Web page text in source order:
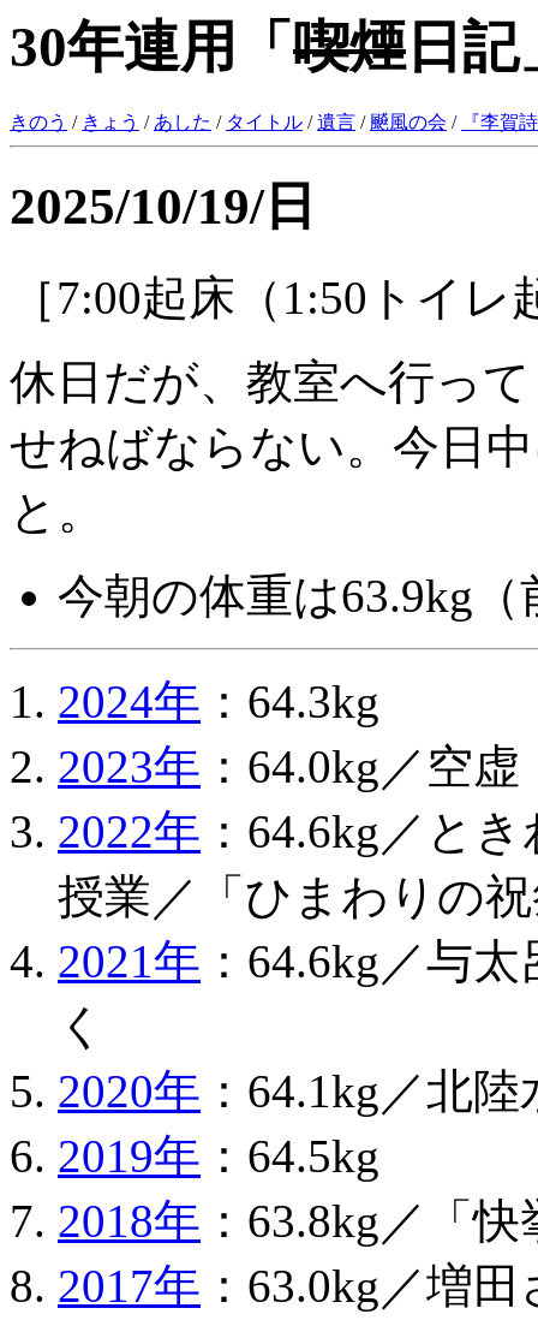
30年連用「 喫煙日記
きのう / きょう / あした / タイトル /遺言 / 飇風の会 / 『李賀
2025/10/19/日
［7:00起床（1:50トイ
休日だが、教室へ行っ
せねばならない。今日
と。
今朝の体重は63.9kg（
2024年 ：64.3kg
2023年 ：64.0kg／空
2022年 ：64.6kg／と
授業／「ひまわりの
2021年 ：64.6kg／与
く
2020年 ：64.1kg／北
2019年 ：64.5kg
2018年 ：63.8kg／「快
2017年 ：63.0kg／増